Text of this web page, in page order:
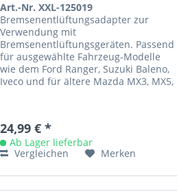
Art.-Nr. XXL-125019
Bremsenentlüftungsadapter zur
Verwendung mit
Bremsenentlüftungsgeräten. Passend
für ausgewählte Fahrzeug-Modelle
wie dem Ford Ranger, Suzuki Baleno,
Iveco und für ältere Mazda MX3, MX5,
24,99 € *
Ab Lager lieferbar
Vergleichen
Merken